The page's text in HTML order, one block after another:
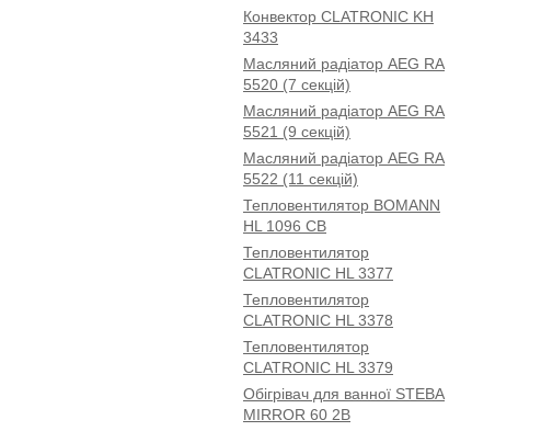
Конвектор CLATRONIC KH
3433
Масляний радіатор AEG RA
5520 (7 секцій)
Масляний радіатор AEG RA
5521 (9 секцій)
Масляний радіатор AEG RA
5522 (11 секцій)
Тепловентилятор BOMANN
HL 1096 CB
Тепловентилятор
CLATRONIC HL 3377
Тепловентилятор
CLATRONIC HL 3378
Тепловентилятор
CLATRONIC HL 3379
Обігрівач для ванної STEBA
MIRROR 60 2B